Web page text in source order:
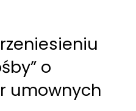
o
umownych